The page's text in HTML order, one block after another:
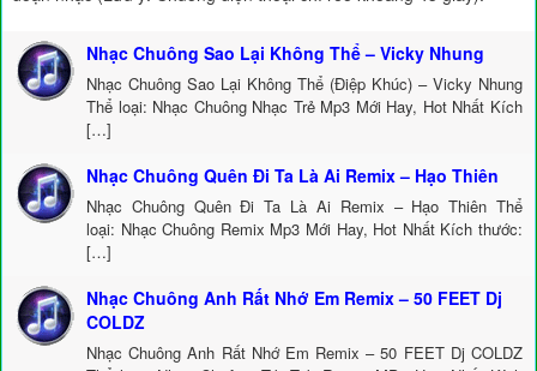
Nhạc Chuông Sao Lại Không Thể – Vicky Nhung
Nhạc Chuông Sao Lại Không Thể (Điệp Khúc) – Vicky Nhung
Thể loại: Nhạc Chuông Nhạc Trẻ Mp3 Mới Hay, Hot Nhất Kích
[…]
Nhạc Chuông Quên Đi Ta Là Ai Remix – Hạo Thiên
Nhạc Chuông Quên Đi Ta Là Ai Remix – Hạo Thiên Thể
loại: Nhạc Chuông Remix Mp3 Mới Hay, Hot Nhất Kích thước:
[…]
Nhạc Chuông Anh Rất Nhớ Em Remix – 50 FEET Dj
COLDZ
Nhạc Chuông Anh Rất Nhớ Em Remix – 50 FEET Dj COLDZ